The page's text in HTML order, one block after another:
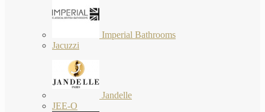
Imperial Bathrooms
Jacuzzi
Jandelle
JEE-O